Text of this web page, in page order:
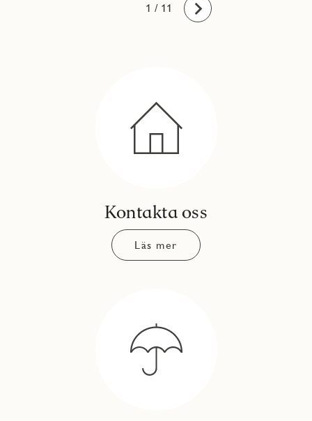
1
2
3
4
5
6
7
8
9
10
11 / 11 Framåt
Kontakta oss
Läs mer